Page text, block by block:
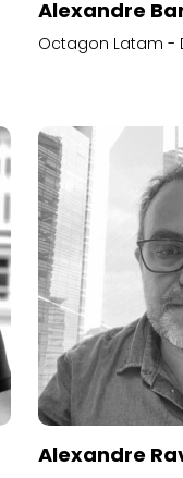
Alexandre
Octagon Latam -
Alexandre